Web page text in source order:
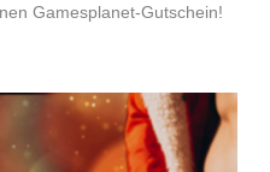
Gamesplanet-Gutschein!